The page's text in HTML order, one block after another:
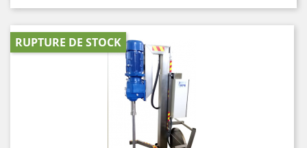
RUPTURE DE STOCK